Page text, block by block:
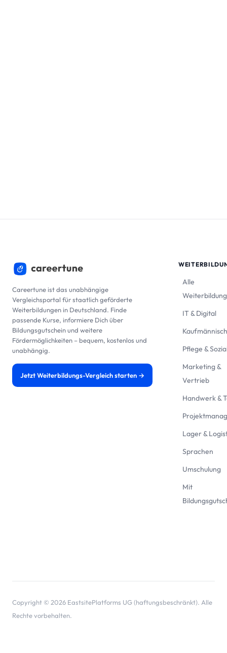
Careertune ist das unabhängige
Vergleichsportal für staatlich geförderte
Weiterbildungen in Deutschland. Finde
passende Kurse, informiere Dich über
Bildungsgutschein und weitere
Fördermöglichkeiten – bequem, kostenlos und
unabhängig.
Jetzt Weiterbildungs-Vergleich starten →
Alle
IT & Digital
Kaufmännisch
Pflege &
Marketing &
Vertrieb
Handwerk &
Lager &
Sprachen
Umschulung
Mit
Copyright © 2026 EastsitePlatforms UG (haftungsbeschränkt). Alle
Rechte vorbehalten.